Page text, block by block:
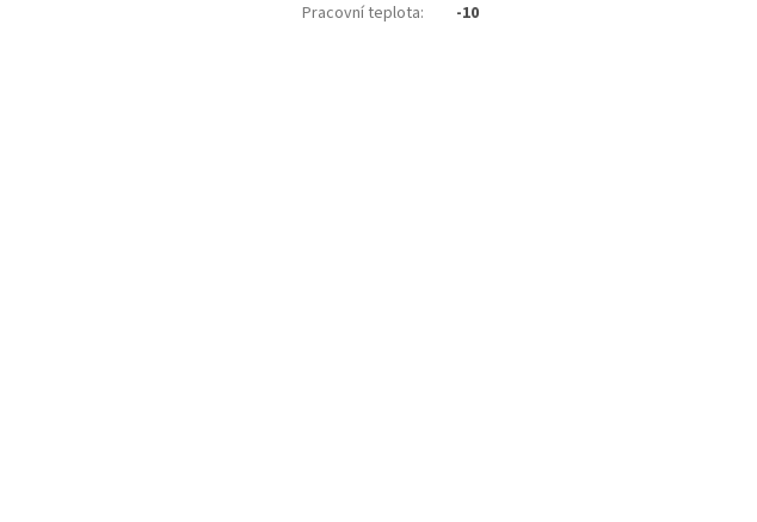
Pracovní teplota: -10